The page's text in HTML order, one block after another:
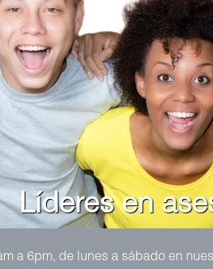
Líderes en
a 6pm, de lunes a sábado en